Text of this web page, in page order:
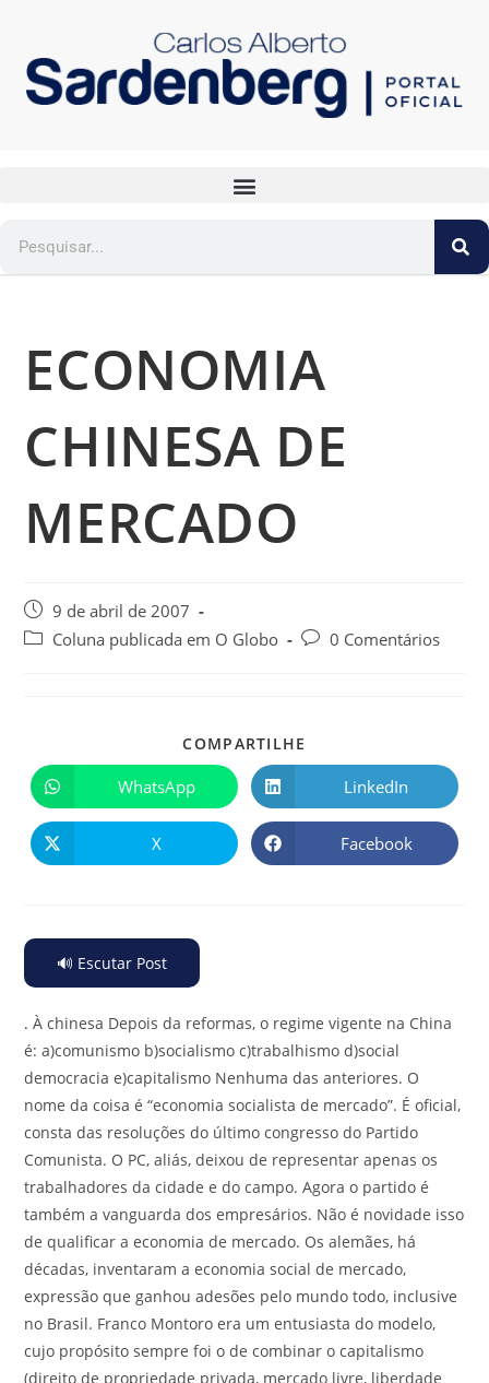
ECONOMIA
CHINESA DE
MERCADO
9 de abril de 2007
Coluna publicada em O Globo
0 Comentários
COMPARTILHE
WhatsApp LinkedIn
X Facebook
🔊 Escutar Post
. À chinesa Depois da reformas, o regime vigente na China
é: a)comunismo b)socialismo c)trabalhismo d)social
democracia e)capitalismo Nenhuma das anteriores. O
nome da coisa é “economia socialista de mercado”. É oficial,
consta das resoluções do último congresso do Partido
Comunista. O PC, aliás, deixou de representar apenas os
trabalhadores da cidade e do campo. Agora o partido é
também a vanguarda dos empresários. Não é novidade isso
de qualificar a economia de mercado. Os alemães, há
décadas, inventaram a economia social de mercado,
expressão que ganhou adesões pelo mundo todo, inclusive
no Brasil. Franco Montoro era um entusiasta do modelo,
cujo propósito sempre foi o de combinar o capitalismo
(direito de propriedade privada, mercado livre, liberdade